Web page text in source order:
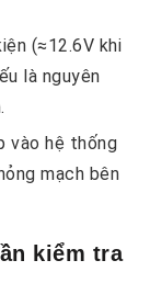
(≈12.6V khi
là nguyên
vào hệ thống
mạch bên
kiểm tra